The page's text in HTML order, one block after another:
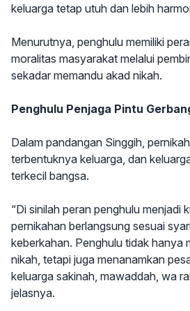
keluarga tetap utuh dan lebih
Menurutnya, penghulu memiliki
moralitas masyarakat melalui
sekadar memandu akad nikah.
Penghulu Penjaga Pintu
Dalam pandangan Singgih,
terbentuknya keluarga, dan
terkecil bangsa.
“Di sinilah peran penghulu menjadi
pernikahan berlangsung sesuai
keberkahan. Penghulu tidak hanya
nikah, tetapi juga menanamkan
keluarga sakinah, mawaddah, wa
jelasnya.